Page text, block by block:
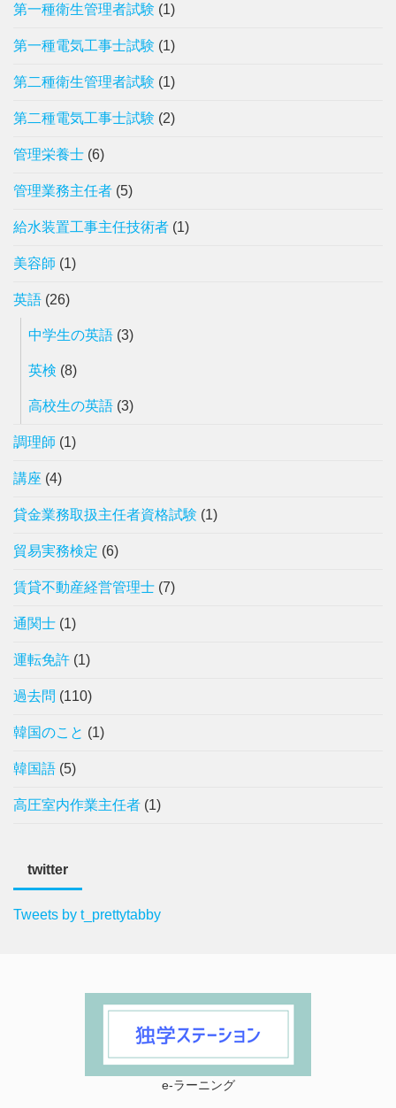
第一種衛生管理者試験 (1)
第一種電気工事士試験 (1)
第二種衛生管理者試験 (1)
第二種電気工事士試験 (2)
管理栄養士 (6)
管理業務主任者 (5)
給水装置工事主任技術者 (1)
美容師 (1)
英語 (26)
中学生の英語 (3)
英検 (8)
高校生の英語 (3)
調理師 (1)
講座 (4)
貸金業務取扱主任者資格試験 (1)
貿易実務検定 (6)
賃貸不動産経営管理士 (7)
通関士 (1)
運転免許 (1)
過去問 (110)
韓国のこと (1)
韓国語 (5)
高圧室内作業主任者 (1)
twitter
Tweets by t_prettytabby
e-ラーニング